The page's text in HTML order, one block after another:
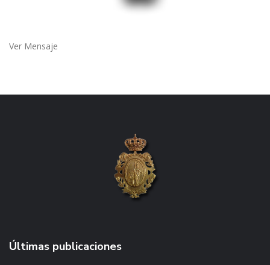
Ver Mensaje
Últimas publicaciones